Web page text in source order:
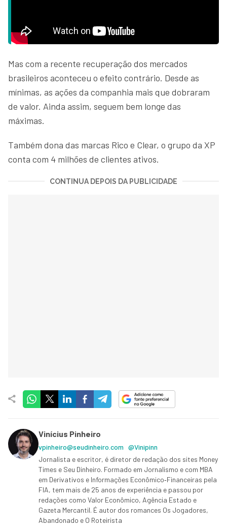
Mas com a recente recuperação dos mercados
brasileiros aconteceu o efeito contrário. Desde as
mínimas, as ações da companhia mais que dobraram
de valor. Ainda assim, seguem bem longe das
máximas.
Também dona das marcas Rico e Clear, o grupo da XP
conta com 4 milhões de clientes ativos.
CONTINUA DEPOIS DA PUBLICIDADE
Vinícius Pinheiro
vpinheiro@seudinheiro.com @Vinipinn
Jornalista e escritor, é diretor de redação dos sites Money
Times e Seu Dinheiro. Formado em Jornalismo e com MBA
em Derivativos e Informações Econômico‑Financeiras pela
FIA, tem mais de 25 anos de experiência e passou por
redações como Valor Econômico, Agência Estado e
Gazeta Mercantil. É autor dos romances Os Jogadores,
Abandonado e O Roteirista